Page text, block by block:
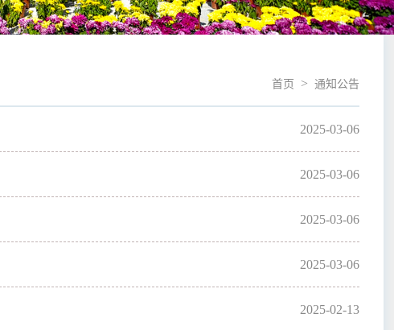
首页 > 通知公告
2025-03-06
2025-03-06
2025-03-06
2025-03-06
2025-02-13